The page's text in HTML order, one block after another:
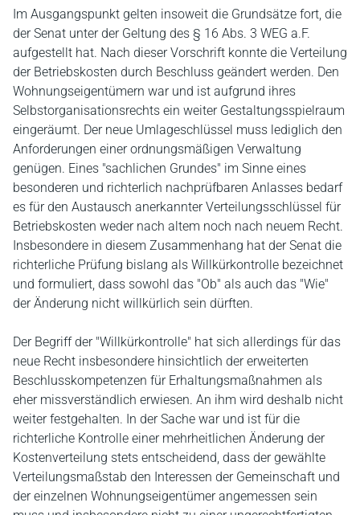
Im Ausgangspunkt gelten insoweit die Grundsätze fort, die
der Senat unter der Geltung des § 16 Abs. 3 WEG a.F.
aufgestellt hat. Nach dieser Vorschrift konnte die Verteilung
der Betriebskosten durch Beschluss geändert werden. Den
Wohnungseigentümern war und ist aufgrund ihres
Selbstorganisationsrechts ein weiter Gestaltungsspielraum
eingeräumt. Der neue Umlageschlüssel muss lediglich den
Anforderungen einer ordnungsmäßigen Verwaltung
genügen. Eines "sachlichen Grundes" im Sinne eines
besonderen und richterlich nachprüfbaren Anlasses bedarf
es für den Austausch anerkannter Verteilungsschlüssel für
Betriebskosten weder nach altem noch nach neuem Recht.
Insbesondere in diesem Zusammenhang hat der Senat die
richterliche Prüfung bislang als Willkürkontrolle bezeichnet
und formuliert, dass sowohl das "Ob" als auch das "Wie"
der Änderung nicht willkürlich sein dürften.
Der Begriff der "Willkürkontrolle" hat sich allerdings für das
neue Recht insbesondere hinsichtlich der erweiterten
Beschlusskompetenzen für Erhaltungsmaßnahmen als
eher missverständlich erwiesen. An ihm wird deshalb nicht
weiter festgehalten. In der Sache war und ist für die
richterliche Kontrolle einer mehrheitlichen Änderung der
Kostenverteilung stets entscheidend, dass der gewählte
Verteilungsmaßstab den Interessen der Gemeinschaft und
der einzelnen Wohnungseigentümer angemessen sein